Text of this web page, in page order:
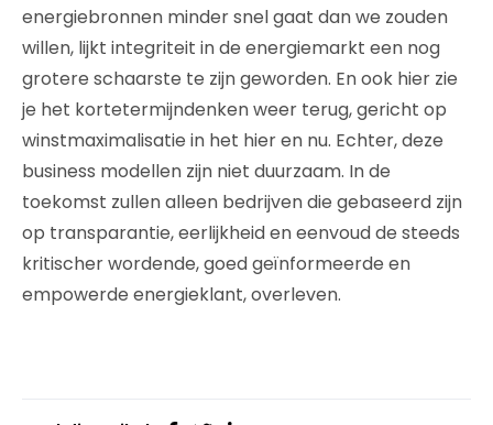
energiebronnen minder snel gaat dan we zouden
willen, lijkt integriteit in de energiemarkt een nog
grotere schaarste te zijn geworden. En ook hier zie
je het kortetermijndenken weer terug, gericht op
winstmaximalisatie in het hier en nu. Echter, deze
business modellen zijn niet duurzaam. In de
toekomst zullen alleen bedrijven die gebaseerd zijn
op transparantie, eerlijkheid en eenvoud de steeds
kritischer wordende, goed geïnformeerde en
empowerde energieklant, overleven.